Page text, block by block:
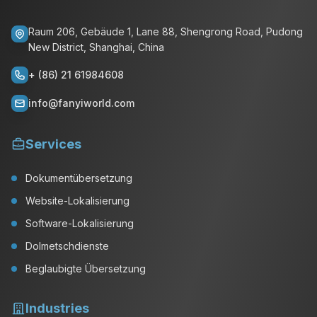
Raum 206, Gebäude 1, Lane 88, Shengrong Road, Pudong
New District, Shanghai, China
+ (86) 21 61984608
info@fanyiworld.com
Services
Dokumentübersetzung
Website-Lokalisierung
Software-Lokalisierung
Dolmetschdienste
Beglaubigte Übersetzung
Industries